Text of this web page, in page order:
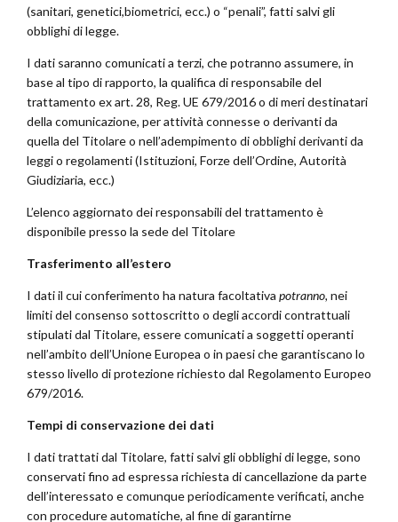
(sanitari, genetici,biometrici, ecc.) o “penali”, fatti salvi gli
obblighi di legge.
I dati saranno comunicati a terzi, che potranno assumere, in
base al tipo di rapporto, la qualifica di responsabile del
trattamento ex art. 28, Reg. UE 679/2016 o di meri destinatari
della comunicazione, per attività connesse o derivanti da
quella del Titolare o nell’adempimento di obblighi derivanti da
leggi o regolamenti (Istituzioni, Forze dell’Ordine, Autorità
Giudiziaria, ecc.)
L’elenco aggiornato dei responsabili del trattamento è
disponibile presso la sede del Titolare
Trasferimento all’estero
I dati il cui conferimento ha natura facoltativa potranno, nei
limiti del consenso sottoscritto o degli accordi contrattuali
stipulati dal Titolare, essere comunicati a soggetti operanti
nell’ambito dell’Unione Europea o in paesi che garantiscano lo
stesso livello di protezione richiesto dal Regolamento Europeo
679/2016.
Tempi di conservazione dei dati
I dati trattati dal Titolare, fatti salvi gli obblighi di legge, sono
conservati fino ad espressa richiesta di cancellazione da parte
dell’interessato e comunque periodicamente verificati, anche
con procedure automatiche, al fine di garantirne